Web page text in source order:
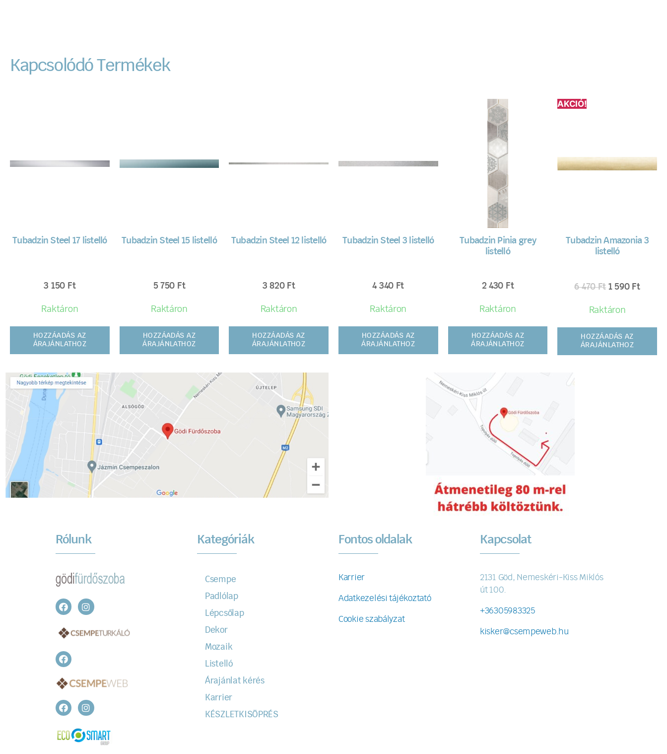
Kapcsolódó Termékek
Tubadzin Steel 17 listelló
3 150 Ft
Raktáron
HOZZÁADÁS AZ
ÁRAJÁNLATHOZ
Tubadzin Steel 15 listelló
5 750 Ft
Raktáron
HOZZÁADÁS AZ
ÁRAJÁNLATHOZ
Tubadzin Steel 12 listelló
3 820 Ft
Raktáron
HOZZÁADÁS AZ
ÁRAJÁNLATHOZ
Tubadzin Steel 3 listelló
4 340 Ft
Raktáron
HOZZÁADÁS AZ
ÁRAJÁNLATHOZ
Tubadzin Pinia grey
listelló
2 430 Ft
Raktáron
HOZZÁADÁS AZ
ÁRAJÁNLATHOZ
AKCIÓ!
Tubadzin Amazonia 3
listelló
6 470Ft 1 590 Ft
Raktáron
HOZZÁADÁS AZ
ÁRAJÁNLATHOZ
Rólunk Kategóriák
Csempe
Padlólap
Lépcsőlap
Dekor
Mozaik
Listelló
Árajánlat kérés
Karrier
KÉSZLETKISÖPRÉS
Fontos oldalak
Karrier
Adatkezelési tájékoztató
Cookie szabályzat
Kapcsolat
2131 Göd, Nemeskéri-Kiss Miklós
út 100.
+36305983325
kisker@csempeweb.hu